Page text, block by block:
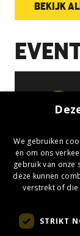
BEKIJK
We gebruiken
en om ons
gebruik van onze
deze kunnen
verstrekt of die
STRIKT